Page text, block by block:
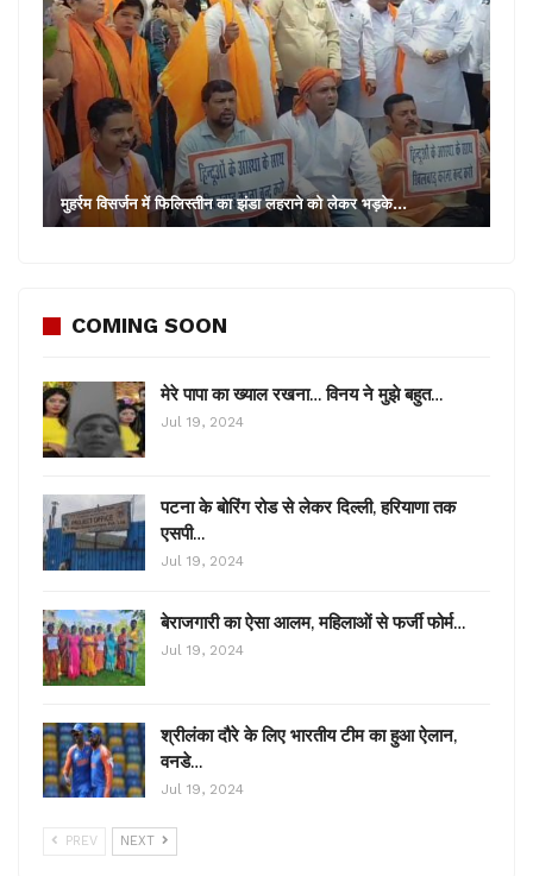
मुहर्रम विसर्जन में फिलिस्तीन का झंडा लहराने को लेकर भड़के…
COMING SOON
मेरे पापा का ख्याल रखना… विनय ने मुझे बहुत…
Jul 19, 2024
पटना के बोरिंग रोड से लेकर दिल्ली, हरियाणा तक
एसपी…
Jul 19, 2024
बेराजगारी का ऐसा आलम, महिलाओं से फर्जी फोर्म…
Jul 19, 2024
श्रीलंका दौरे के लिए भारतीय टीम का हुआ ऐलान,
वनडे…
Jul 19, 2024
PREV NEXT